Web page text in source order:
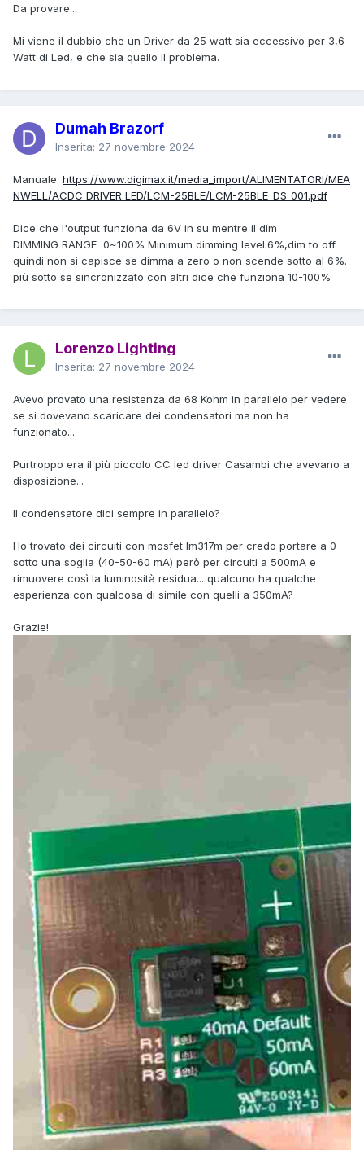
Da provare...
Mi viene il dubbio che un Driver da 25 watt sia eccessivo per 3,6
Watt di Led, e che sia quello il problema.
Dumah Brazorf
Inserita: 27 novembre 2024
Manuale: https://www.digimax.it/media_import/ALIMENTATORI/MEA
NWELL/ACDC DRIVER LED/LCM-25BLE/LCM-25BLE_DS_001.pdf
Dice che l'output funziona da 6V in su mentre il dim
DIMMING RANGE 0~100% Minimum dimming level:6%,dim to off
quindi non si capisce se dimma a zero o non scende sotto al 6%.
più sotto se sincronizzato con altri dice che funziona 10-100%
Lorenzo Lighting
Inserita: 27 novembre 2024
Avevo provato una resistenza da 68 Kohm in parallelo per vedere
se si dovevano scaricare dei condensatori ma non ha
funzionato...
Purtroppo era il più piccolo CC led driver Casambi che avevano a
disposizione...
Il condensatore dici sempre in parallelo?
Ho trovato dei circuiti con mosfet lm317m per credo portare a 0
sotto una soglia (40-50-60 mA) però per circuiti a 500mA e
rimuovere così la luminosità residua... qualcuno ha qualche
esperienza con qualcosa di simile con quelli a 350mA?
Grazie!